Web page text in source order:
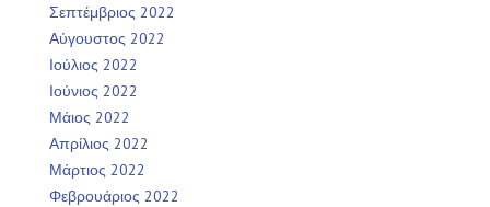
Σεπτέμβριος 2022
Αύγουστος 2022
Ιούλιος 2022
Ιούνιος 2022
Μάιος 2022
Απρίλιος 2022
Μάρτιος 2022
Φεβρουάριος 2022